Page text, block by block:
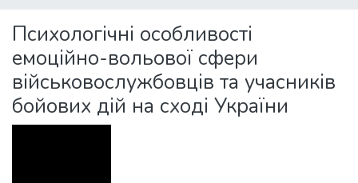
Statistics
Психологічні особливості
емоційно-вольової сфери
військовослужбовців та учасників
бойових дій на сході України